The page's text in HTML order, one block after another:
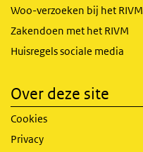
Woo-verzoeken bij het RIVM
Zakendoen met het RIVM
Huisregels sociale media
Over deze site
Cookies
Privacy